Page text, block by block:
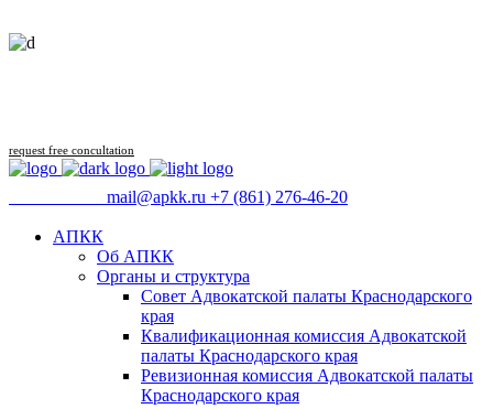
request free concultation
mail@apkk.ru +7 (861) 276-46-20
АПКК
Об АПКК
Органы и структура
Совет Адвокатской палаты Краснодарского
края
Квалификационная комиссия Адвокатской
палаты Краснодарского края
Ревизионная комиссия Адвокатской палаты
Краснодарского края